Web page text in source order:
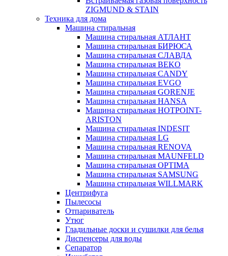
ZIGMUND & STAIN
Техника для дома
Машина стиральная
Машина стиральная АТЛАНТ
Машина стиральная БИРЮСА
Машина стиральная СЛАВДА
Машина стиральная BEKO
Машина стиральная CANDY
Машина стиральная EVGO
Машина стиральная GORENJE
Машина стиральная HANSA
Машина стиральная HOTPOINT-
ARISTON
Машина стиральная INDESIT
Машина стиральная LG
Машина стиральная RENOVA
Машина стиральная MAUNFELD
Машина стиральная OPTIMA
Машина стиральная SAMSUNG
Машина стиральная WILLMARK
Центрифуга
Пылесосы
Отпариватель
Утюг
Гладильные доски и сушилки для белья
Диспенсеры для воды
Сепаратор